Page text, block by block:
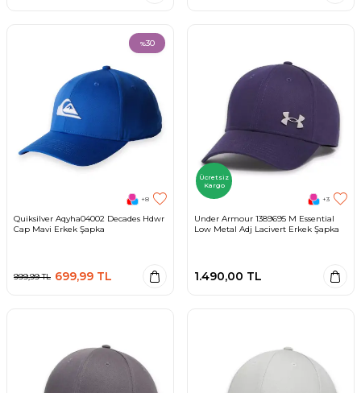
%30
+8
Quiksilver Aqyha04002 Decades Hdwr
Cap Mavi Erkek Şapka
999,99TL 699,99 TL
Ücretsiz
Kargo
+3
Under Armour 1389695 M Essential
Low Metal Adj Lacivert Erkek Şapka
1.490,00 TL